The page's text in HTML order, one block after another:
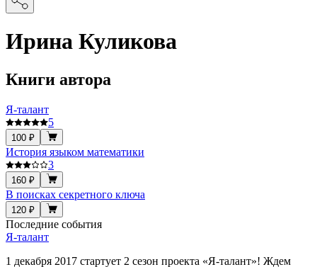
Ирина Куликова
Книги автора
Я-талант
5
100 ₽
История языком математики
3
160 ₽
В поисках секретного ключа
120 ₽
Последние события
Я-талант
1 декабря 2017 стартует 2 сезон проекта «Я-талант»! Ждем